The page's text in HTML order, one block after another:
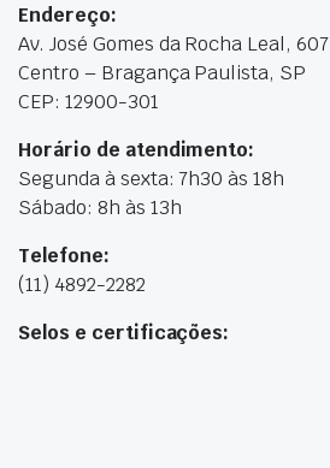
Endereço:
Av. José Gomes da Rocha Leal, 607
Centro – Bragança Paulista, SP
CEP: 12900-301
Horário de atendimento:
Segunda à sexta: 7h30 às 18h
Sábado: 8h às 13h
Telefone:
(11) 4892-2282
Selos e certificações: